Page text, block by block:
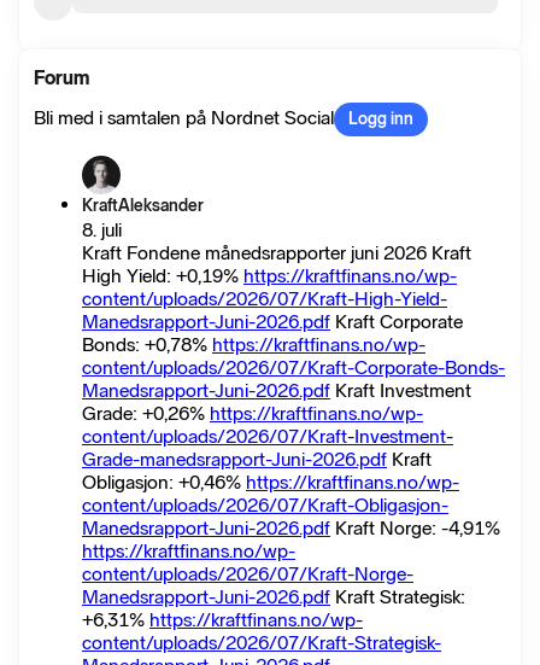
Forum
Bli med i samtalen på Nordnet Social
Logg inn
KraftAleksander
8. juli
Kraft Fondene månedsrapporter juni 2026 Kraft
High Yield: +0,19% https://kraftfinans.no/wp-
content/uploads/2026/07/Kraft-High-Yield-
Manedsrapport-Juni-2026.pdf Kraft Corporate
Bonds: +0,78% https://kraftfinans.no/wp-
content/uploads/2026/07/Kraft-Corporate-Bonds-
Manedsrapport-Juni-2026.pdf Kraft Investment
Grade: +0,26% https://kraftfinans.no/wp-
content/uploads/2026/07/Kraft-Investment-
Grade-manedsrapport-Juni-2026.pdf Kraft
Obligasjon: +0,46% https://kraftfinans.no/wp-
content/uploads/2026/07/Kraft-Obligasjon-
Manedsrapport-Juni-2026.pdf Kraft Norge: -4,91%
https://kraftfinans.no/wp-
content/uploads/2026/07/Kraft-Norge-
Manedsrapport-Juni-2026.pdf Kraft Strategisk:
+6,31% https://kraftfinans.no/wp-
content/uploads/2026/07/Kraft-Strategisk-